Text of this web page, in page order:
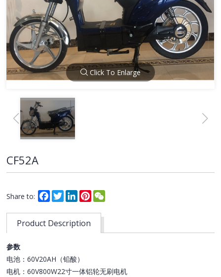
Click To Enlarge
CF52A
Share to: Facebook
TwitterLinkedInPinterest
Product Description
参数
电池：60V20AH（铅酸）
电机：60V800W22寸一体铝轮无刷电机